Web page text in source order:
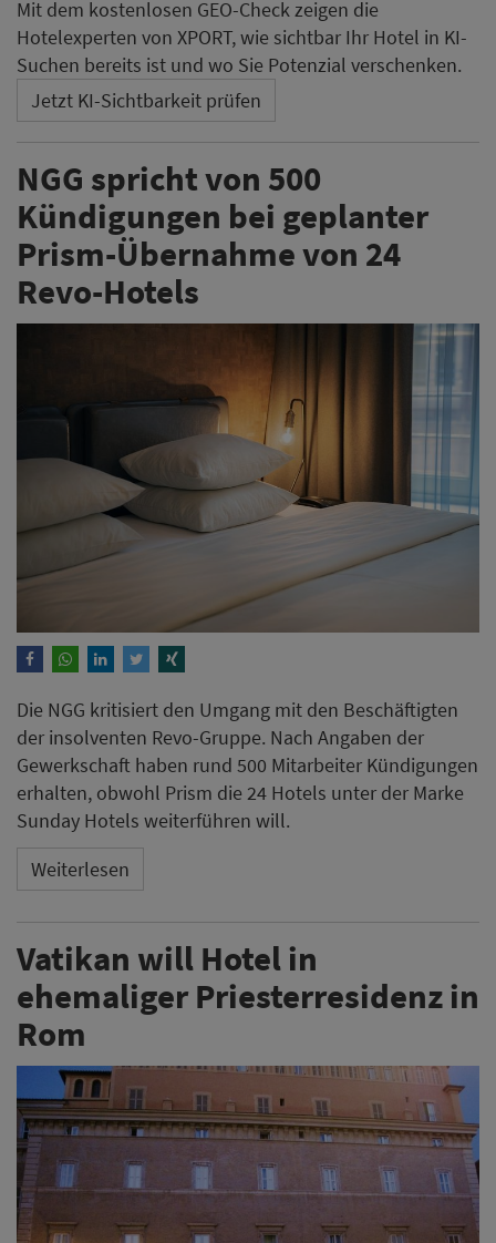
Mit dem kostenlosen GEO-Check zeigen die
Hotelexperten von XPORT, wie sichtbar Ihr Hotel in KI-
Suchen bereits ist und wo Sie Potenzial verschenken.
Jetzt KI-Sichtbarkeit prüfen
NGG spricht von 500
Kündigungen bei geplanter
Prism-Übernahme von 24
Revo-Hotels
Die NGG kritisiert den Umgang mit den Beschäftigten
der insolventen Revo-Gruppe. Nach Angaben der
Gewerkschaft haben rund 500 Mitarbeiter Kündigungen
erhalten, obwohl Prism die 24 Hotels unter der Marke
Sunday Hotels weiterführen will.
Weiterlesen
Vatikan will Hotel in
ehemaliger Priesterresidenz in
Rom